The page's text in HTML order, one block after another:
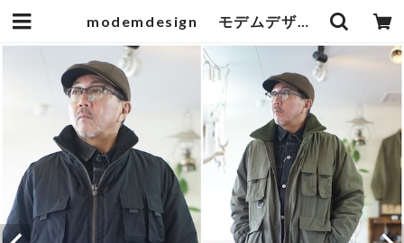
modemdesign モデムデザイン 裏ボアフリース ジャケット 2404257 | bluelineshop